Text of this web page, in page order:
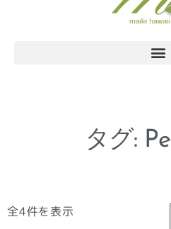
タグ:
全4件を表示